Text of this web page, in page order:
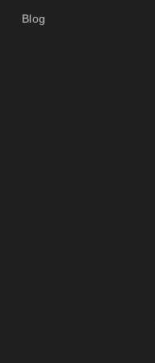
Blog